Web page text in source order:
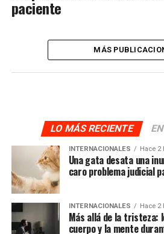
paciente
MÁS
LO MÁS RECIENTE
INTERNACIONALES Hace 2
Una gata desata una
caro problema judicial
INTERNACIONALES Hace 2
Más allá de la tristeza:
cuerpo y la mente